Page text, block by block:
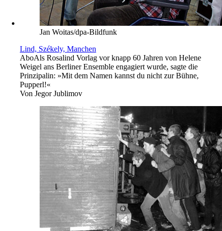
Jan Woitas/dpa-Bildfunk
Lind, Székely, Manchen
AboAls Rosalind Vorlag vor knapp 60 Jahren von Helene
Weigel ans Berliner Ensemble engagiert wurde, sagte die
Prinzipalin: »Mit dem Namen kannst du nicht zur Bühne,
Pupperl!«
Von Jegor Jublimov